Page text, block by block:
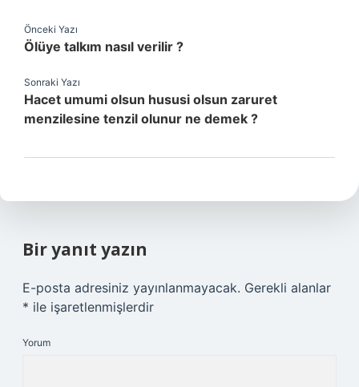
Önceki Yazı
Ölüye talkım nasıl verilir ?
Sonraki Yazı
Hacet umumi olsun hususi olsun zaruret
menzilesine tenzil olunur ne demek ?
Bir yanıt yazın
E-posta adresiniz yayınlanmayacak. Gerekli alanlar
* ile işaretlenmişlerdir
Yorum